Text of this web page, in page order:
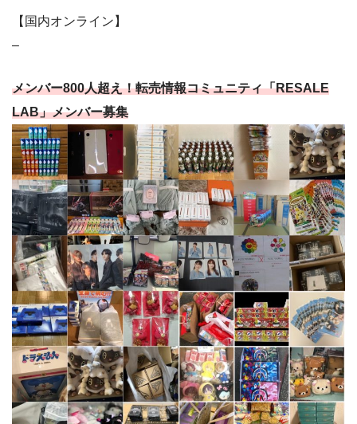
【国内オンライン】
–
メンバー800人超え！転売情報コミュニティ「RESALE
LAB」メンバー募集